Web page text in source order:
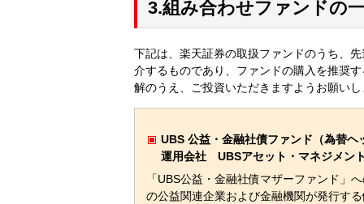
3.組み合わせファンドの
下記は、楽天証券の取扱ファンドのうち、
介するものであり、ファンドの購入を推奨
解のうえ、ご投資いただきますようお願い
UBS 公益・金融社債ファンド（為替ヘ
運用会社 UBSアセット・マネジメン
「UBS公益・金融社債マザーファンド」
の公益関連企業および金融機関が発行す